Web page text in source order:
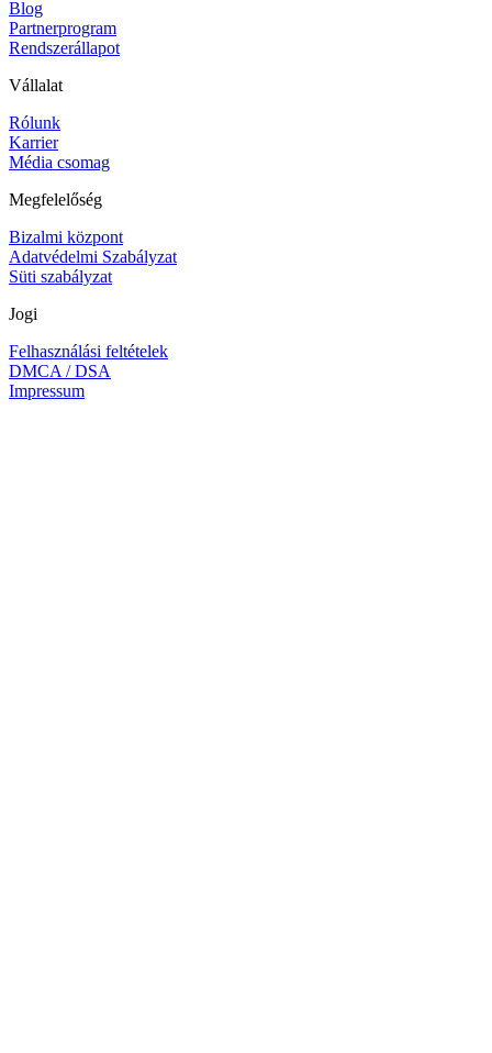
Blog
Partnerprogram
Rendszerállapot
Vállalat
Rólunk
Karrier
Média csomag
Megfelelőség
Bizalmi központ
Adatvédelmi Szabályzat
Süti szabályzat
Jogi
Felhasználási feltételek
DMCA / DSA
Impressum